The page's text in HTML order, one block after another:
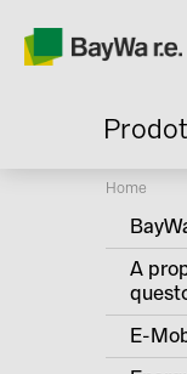
Current:
Home
A
E-